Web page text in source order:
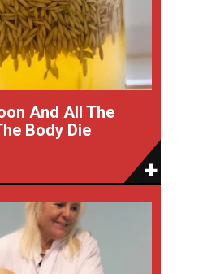
And All The
Body Die